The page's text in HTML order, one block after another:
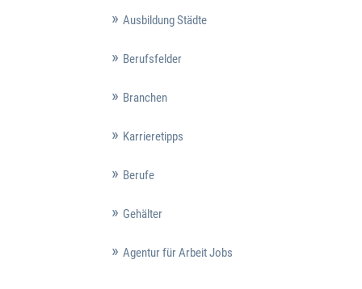
Ausbildung Städte
Berufsfelder
Branchen
Karrieretipps
Berufe
Gehälter
Agentur für Arbeit Jobs